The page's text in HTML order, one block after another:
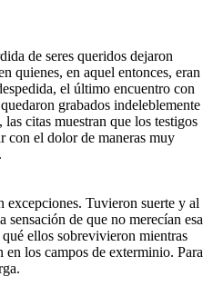
de seres queridos dejaron
quienes, en aquel entonces, eran
el último encuentro con
grabados indeleblemente
citas muestran que los testigos
con el dolor de maneras muy
excepciones. Tuvieron suerte y al
de que no merecían esa
ellos sobrevivieron mientras
en los campos de exterminio. Para